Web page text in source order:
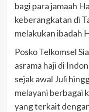
bagi para jamaah
keberangkatan di
melakukan ibadah
Posko Telkomsel
asrama haji di
sejak awal Juli
melayani berbagai
yang terkait